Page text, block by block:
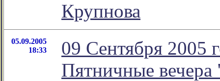
Крупнова
05.09.2005
18:33
09 Сентября 2005
Пятничные вечера